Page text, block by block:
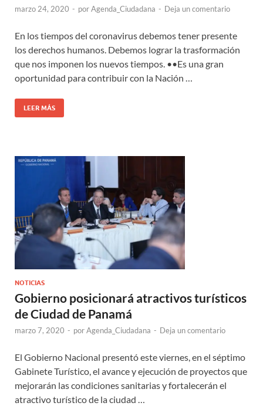
marzo 24, 2020 - porAgenda_Ciudadana - Deja un comentario
En los tiempos del coronavirus debemos tener presente
los derechos humanos. Debemos lograr la trasformación
que nos imponen los nuevos tiempos. ••Es una gran
oportunidad para contribuir con la Nación …
LEER MÁS
NOTICIAS
Gobierno posicionará atractivos turísticos
de Ciudad de Panamá
marzo 7, 2020 - porAgenda_Ciudadana - Deja un comentario
El Gobierno Nacional presentó este viernes, en el séptimo
Gabinete Turístico, el avance y ejecución de proyectos que
mejorarán las condiciones sanitarias y fortalecerán el
atractivo turístico de la ciudad …